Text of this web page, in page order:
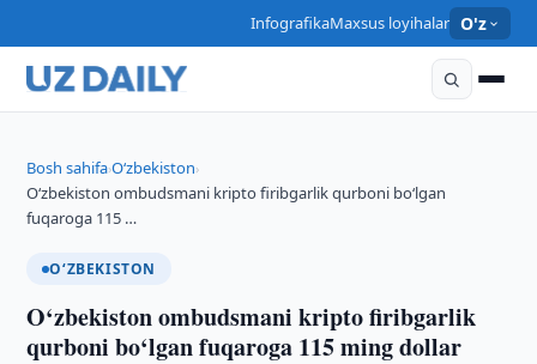
InfografikaMaxsus loyihalar O'z
Bosh sahifa›O‘zbekiston›
O‘zbekiston ombudsmani kripto firibgarlik qurboni bo‘lgan
fuqaroga 115 …
O‘ZBEKISTON
O‘zbekiston ombudsmani kripto firibgarlik
qurboni bo‘lgan fuqaroga 115 ming dollar